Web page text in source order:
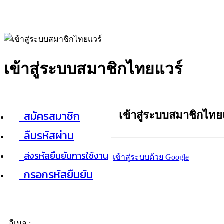
เข้าสู่ระบบสมาชิกไทยแวร์
สมัครสมาชิก
ลืมรหัสผ่าน
ส่งรหัสยืนยันการใช้งาน
กรอกรหัสยืนยัน
เข้าสู่ระบบสมาชิกไท
เข้าสู่ระบบด้วย Google